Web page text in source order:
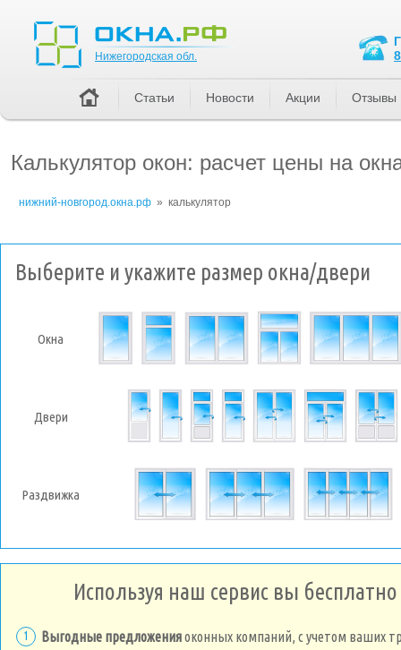
Калькулятор окон: расчет цены на
нижний-новгород.окна.рф » калькулятор
Выберите и укажите размер окна/двери
Окна
Двери
Раздвижка
Используя наш сервис вы
1 Выгодные предложенияоконных компаний, с учетом ваших
Нижегородская обл.
Статьи Новости Акции Отзывы